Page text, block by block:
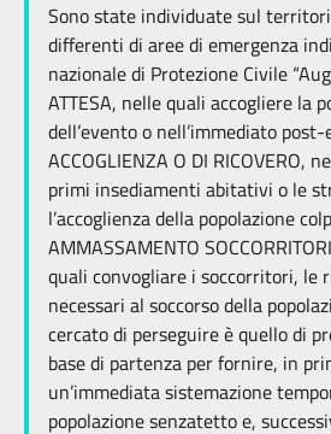
Sono state individuate sul
differenti di aree di emergenza
nazionale di Protezione Civile
ATTESA, nelle quali accogliere la
dell’evento o nell’immediato
ACCOGLIENZA O DI RICOVERO,
primi insediamenti abitativi o le
l’accoglienza della popolazione
AMMASSAMENTO
quali convogliare i soccorritori, le
necessari al soccorso della
cercato di perseguire è quello di
base di partenza per fornire, in
un’immediata sistemazione
popolazione senzatetto e,